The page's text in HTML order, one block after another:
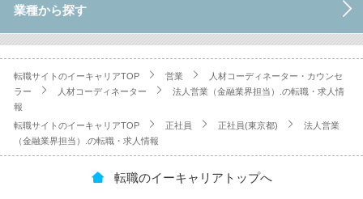
業種から探す
転職サイトのイーキャリアTOP 営業
人材コーディネーター・カウンセ
ラー
人材コーディネーター
法人営業（金融業界担当）.の転職・求人情
報
転職サイトのイーキャリアTOP
正社員 正社員(東京都)
法人営業
（金融業界担当）.の転職・求人情報
転職のイーキャリアトップへ